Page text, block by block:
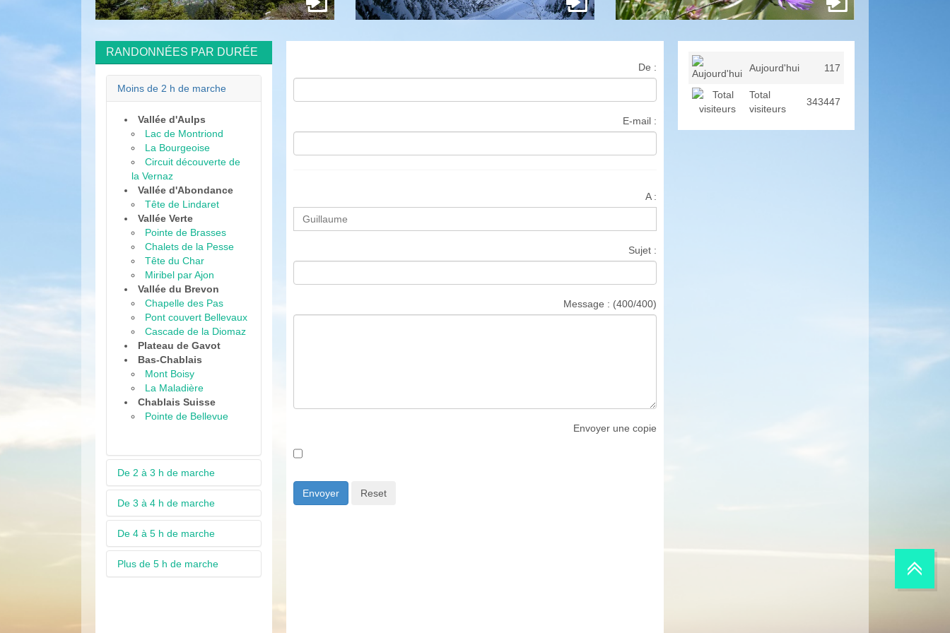
RANDONNÉES PAR DURÉE
Moins de 2 h de marche
Vallée d'Aulps
Lac de Montriond
La Bourgeoise
Circuit découverte de
la Vernaz
Vallée d'Abondance
Tête de Lindaret
Vallée Verte
Pointe de Brasses
Chalets de la Pesse
Tête du Char
Miribel par Ajon
Vallée du Brevon
Chapelle des Pas
Pont couvert Bellevaux
Cascade de la Diomaz
Plateau de Gavot
Bas-Chablais
Mont Boisy
La Maladière
Chablais Suisse
Pointe de Bellevue
De 2 à 3 h de marche
Vallée d'Aulps
Pointe de la Balme
Col de l'Ecuelle
Mont Chéry
Le Pleney
Pointe de Tréchauffé
De 3 à 4 h de marche
Vallée d'Aulps
Pointe du Clocher
Lac Dame des moulins
Plan du Roc
De 4 à 5 h de marche
Vallée d'Aulps
Pointe de la Gay
Plus de 5 h de marche
De :
E-mail :
A :
Sujet :
Message : (400/400)
Envoyer une copie
Envoyer Reset
Aujourd'hui 117
Total
visiteurs
343447